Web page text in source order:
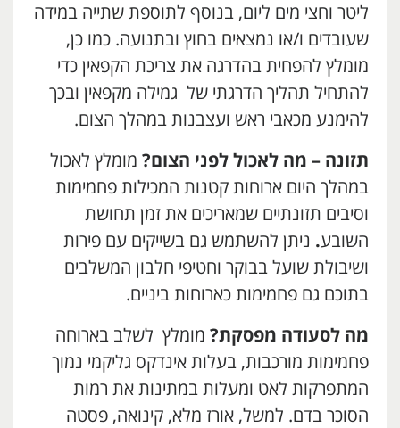
ליטר וחצי מים ליום, בנוסף לתוספת שתייה במידה
שעובדים ו/או נמצאים בחוץ ובתנועה. כמו כן,
מומלץ להפחית בהדרגה את צריכת הקפאין כדי
להתחיל תהליך הדרגתי של גמילה מקפאין ובכך
להימנע מכאבי ראש ועצבנות במהלך הצום.
תזונה – מה לאכול לפני הצום? מומלץ לאכול
במהלך היום ארוחות קטנות המכילות פחמימות
וסיבים תזונתיים שמאריכים את זמן תחושת
השובע. ניתן להשתמש גם בשייקים עם פירות
ושיבולת שועל בבוקר וחטיפי חלבון המשלבים
בתוכם גם פחמימות כארוחות ביניים.
מה לסעודה מפסקת? מומלץ לשלב בארוחה
פחמימות מורכבות, בעלות אינדקס גליקמי נמוך
המתפרקות לאט ומעלות במתינות את רמות
הסוכר בדם. למשל, אורז מלא, קינואה, פסטה